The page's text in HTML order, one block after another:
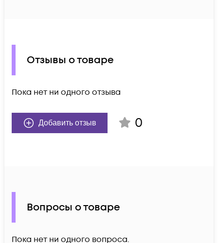
Отзывы о товаре
Пока нет ни одного отзыва
Добавить отзыв 0
Вопросы о товаре
Пока нет ни одного вопроса.